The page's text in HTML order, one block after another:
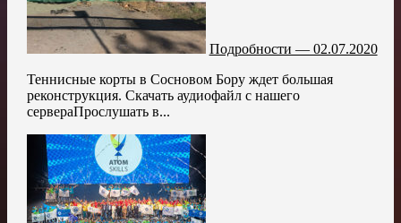
Подробности — 02.07.2020
Теннисные корты в Сосновом Бору ждет большая
реконструкция. Скачать аудиофайл с нашего
сервераПрослушать в...